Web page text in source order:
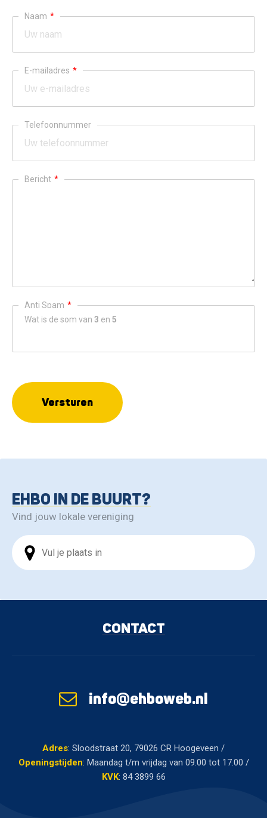
Naam *
E-mailadres *
Telefoonnummer
Bericht *
Anti Spam *
Wat is de som van 3 en 5
Versturen
EHBO IN DE BUURT?
Vind jouw lokale vereniging
CONTACT
info@ehboweb.nl
Adres: Sloodstraat 20, 79026 CR Hoogeveen /
Openingstijden: Maandag t/m vrijdag van 09.00 tot 17.00 /
KVK: 84 3899 66